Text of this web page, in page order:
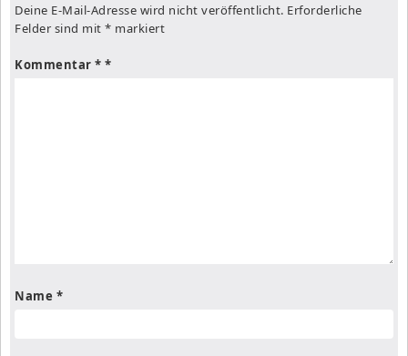
Deine E-Mail-Adresse wird nicht veröffentlicht. Erforderliche
Felder sind mit * markiert
Kommentar *
Name *